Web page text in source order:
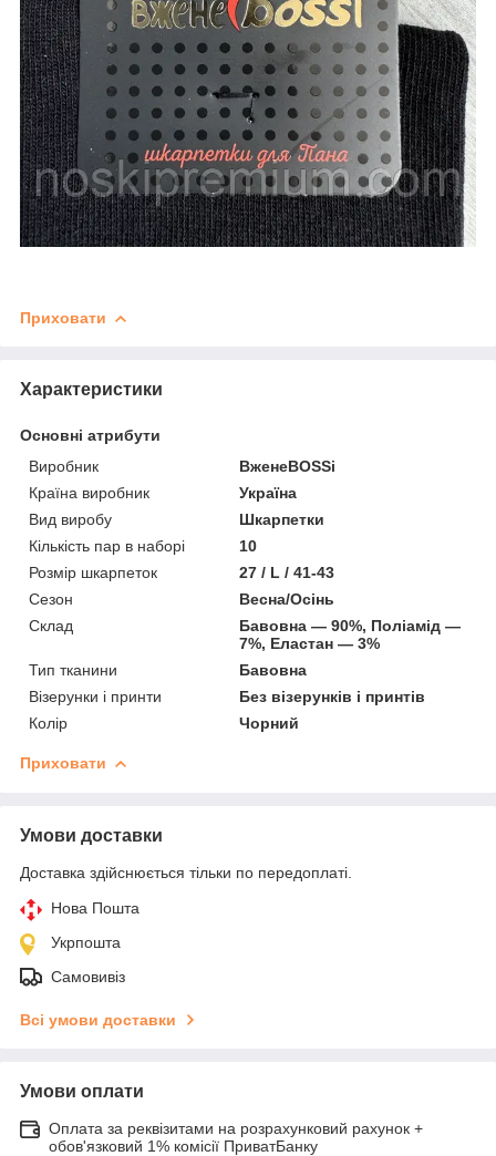
Приховати
Характеристики
Основні атрибути
Виробник
ВженеBOSSі
Країна виробник
Україна
Вид виробу
Шкарпетки
Кількість пар в наборі
10
Розмір шкарпеток
27 / L / 41-43
Сезон
Весна/Осінь
Склад
Бавовна — 90%, Поліамід —
7%, Еластан — 3%
Тип тканини
Бавовна
Візерунки і принти
Без візерунків і принтів
Колір
Чорний
Приховати
Умови доставки
Доставка здійснюється тільки по передоплаті.
Нова Пошта
Укрпошта
Самовивіз
Всі умови доставки
Умови оплати
Оплата за реквізитами на розрахунковий рахунок +
обов'язковий 1% комісії ПриватБанку